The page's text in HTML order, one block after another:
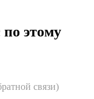
по этому
связи)